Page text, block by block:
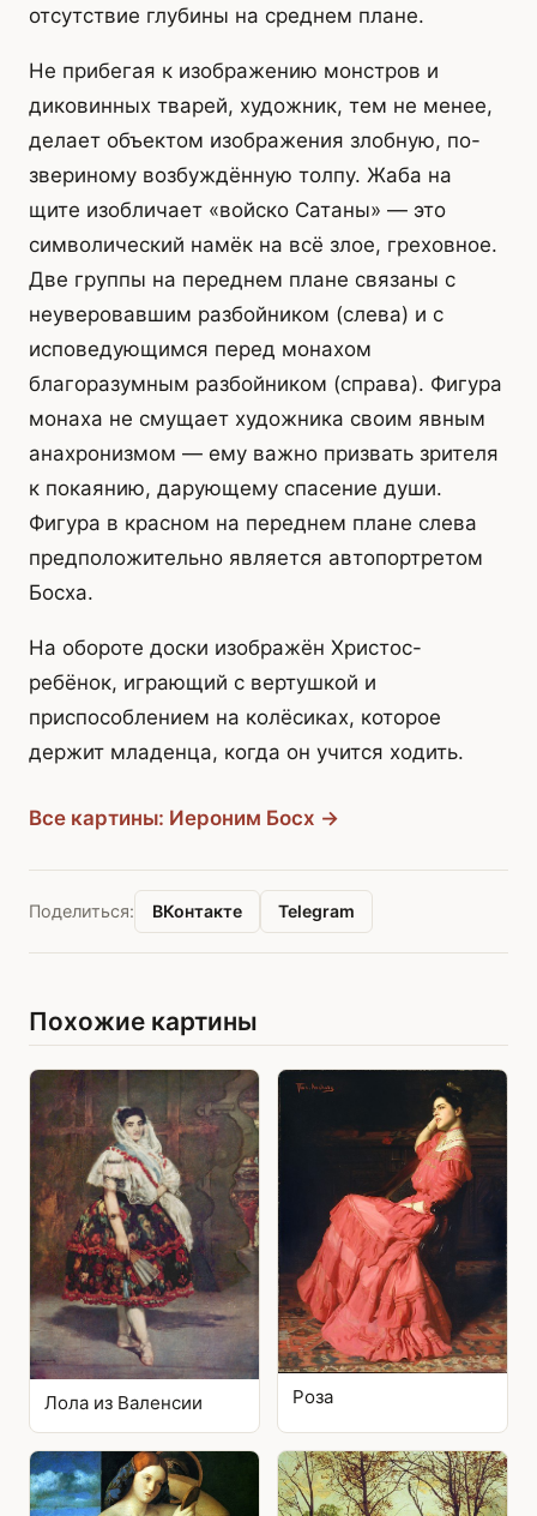
отсутствие глубины на среднем плане.
Не прибегая к изображению монстров и
диковинных тварей, художник, тем не менее,
делает объектом изображения злобную, по-
звериному возбуждённую толпу. Жаба на
щите изобличает «войско Сатаны» — это
символический намёк на всё злое, греховное.
Две группы на переднем плане связаны с
неуверовавшим разбойником (слева) и с
исповедующимся перед монахом
благоразумным разбойником (справа). Фигура
монаха не смущает художника своим явным
анахронизмом — ему важно призвать зрителя
к покаянию, дарующему спасение души.
Фигура в красном на переднем плане слева
предположительно является автопортретом
Босха.
На обороте доски изображён Христос-
ребёнок, играющий с вертушкой и
приспособлением на колёсиках, которое
держит младенца, когда он учится ходить.
Все картины: Иероним Босх →
Поделиться: ВКонтакте Telegram
Похожие картины
Лола из Валенсии Роза